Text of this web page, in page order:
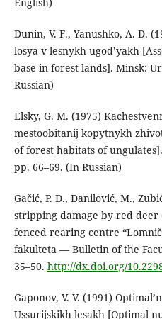
Dunin, V. F., Yanushko, A. D.
losya v lesnykh ugod’yakh
base in forest lands]. Minsk:
Russian)
Elsky, G. M. (1975)
mestoobitanij kopytnykh
of forest habitats of
pp. 66–69. (In Russian)
Gačić, P. D., Danilović, M.,
stripping damage by red deer
fenced rearing centre
fakulteta — Bulletin of the
35–50. http://dx.doi.org/
Gaponov, V. V. (1991)
Ussurijskikh lesakh [Optimal